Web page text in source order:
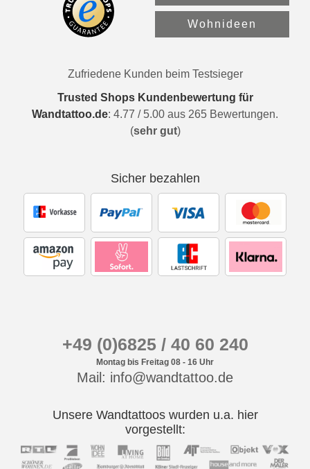
Wohnideen
Zufriedene Kunden beim Testsieger
Trusted Shops Kundenbewertung für
Wandtattoo.de: 4.77 / 5.00 aus 265 Bewertungen.
(sehr gut)
Sicher bezahlen
+49 (0)6825 / 40 60 240
Montag bis Freitag 08 - 16 Uhr
Mail: info@wandtattoo.de
Unsere Wandtattoos wurden u.a. hier
vorgestellt: